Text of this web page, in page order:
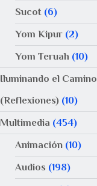
Sucot(6)
Yom Kipur(2)
Yom Teruah (10)
Iluminando el Camino
(Reflexiones) (10)
Multimedia (454)
Animación(10)
Audios (198)